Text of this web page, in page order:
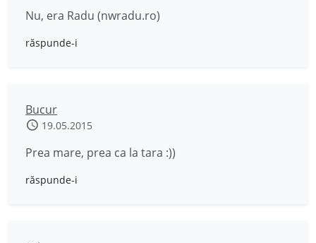
Nu, era Radu (nwradu.ro)
răspunde-i
Bucur
19.05.2015
Prea mare, prea ca la tara :))
răspunde-i